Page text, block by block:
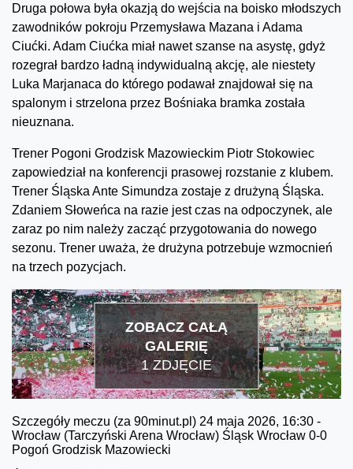
Druga połowa była okazją do wejścia na boisko młodszych
zawodników pokroju Przemysława Mazana i Adama
Ciućki. Adam Ciućka miał nawet szanse na asystę, gdyż
rozegrał bardzo ładną indywidualną akcję, ale niestety
Luka Marjanaca do którego podawał znajdował się na
spalonym i strzelona przez Bośniaka bramka została
nieuznana.
Trener Pogoni Grodzisk Mazowieckim Piotr Stokowiec
zapowiedział na konferencji prasowej rozstanie z klubem.
Trener Śląska Ante Simundza zostaje z drużyną Śląska.
Zdaniem Słoweńca na razie jest czas na odpoczynek, ale
zaraz po nim należy zacząć przygotowania do nowego
sezonu. Trener uważa, że drużyna potrzebuje wzmocnień
na trzech pozycjach.
ZOBACZ CAŁĄ
GALERIĘ
1 ZDJĘCIE
Szczegóły meczu (za 90minut.pl) 24 maja 2026, 16:30 -
Wrocław (Tarczyński Arena Wrocław) Śląsk Wrocław 0-0
Pogoń Grodzisk Mazowiecki